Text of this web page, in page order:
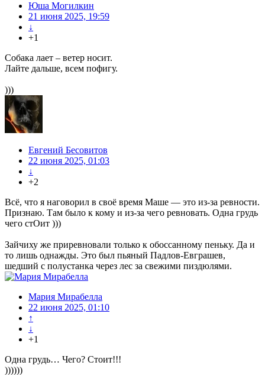
Юша Могилкин
21 июня 2025, 19:59
↓
+1
Собака лает – ветер носит.
Лайте дальше, всем пофигу.
)))
Евгений Бесовитов
22 июня 2025, 01:03
↓
+2
Всё, что я наговорил в своё время Маше — это из-за ревности.
Признаю. Там было к кому и из-за чего ревновать. Одна грудь
чего стОит )))
Зайчиху же приревновали только к обоссанному пеньку. Да и
то лишь однажды. Это был пьяный Падлов-Евграшев,
шедший с полустанка через лес за свежими пиздюлями.
Мария Мирабелла
22 июня 2025, 01:10
↑
↓
+1
Одна грудь… Чего? Стоит!!!
))))))